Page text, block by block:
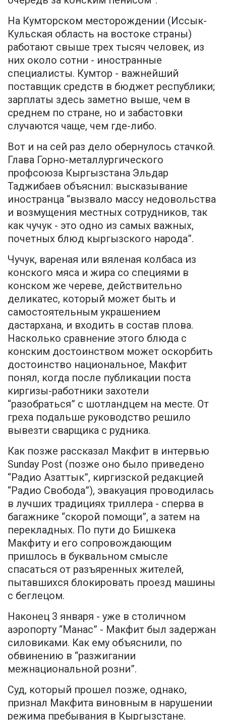
На Кумторском месторождении (Иссык-
Кульская область на востоке страны)
работают свыше трех тысяч человек, из
них около сотни - иностранные
специалисты. Кумтор - важнейший
поставщик средств в бюджет республики;
зарплаты здесь заметно выше, чем в
среднем по стране, но и забастовки
случаются чаще, чем где-либо.
Вот и на сей раз дело обернулось стачкой.
Глава Горно-металлургического
профсоюза Кыргызстана Эльдар
Таджибаев объяснил: высказывание
иностранца “вызвало массу недовольства
и возмущения местных сотрудников, так
как чучук - это одно из самых важных,
почетных блюд кыргызского народа”.
Чучук, вареная или вяленая колбаса из
конского мяса и жира со специями в
конском же череве, действительно
деликатес, который может быть и
самостоятельным украшением
дастархана, и входить в состав плова.
Насколько сравнение этого блюда с
конским достоинством может оскорбить
достоинство национальное, Макфит
понял, когда после публикации поста
киргизы-работники захотели
“разобраться” с шотландцем на месте. От
греха подальше руководство решило
вывезти сварщика с рудника.
Как позже рассказал Макфит в интервью
Sunday Post (позже оно было приведено
“Радио Азаттык”, киргизской редакцией
“Радио Свобода”), эвакуация проводилась
в лучших традициях триллера - сперва в
багажнике “скорой помощи”, а затем на
перекладных. По пути до Бишкека
Макфиту и его сопровождающим
пришлось в буквальном смысле
спасаться от разъяренных жителей,
пытавшихся блокировать проезд машины
с беглецом.
Наконец 3 января - уже в столичном
аэропорту “Манас” - Макфит был задержан
силовиками. Как ему объяснили, по
обвинению в “разжигании
межнациональной розни”.
Суд, который прошел позже, однако,
признал Макфита виновным в нарушении
режима пребывания в Кыргызстане.